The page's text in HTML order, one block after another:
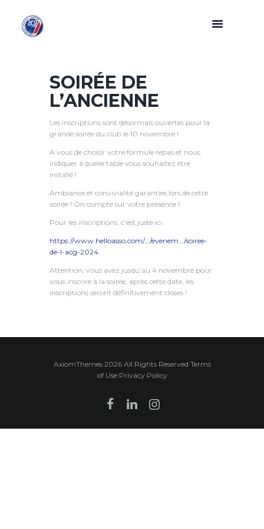
SOIRÉE DE
L’ANCIENNE
Les inscriptions sont désormais ouvertes pour la
grande soirée du club le 10 novembre !
A vous de choisir votre formule repas et nous
indiquer à quelle table vous souhaitez être
installé !
Ambiance et convivialité garanties lors de cette
soirée ! On compte sur votre présence !
Pour les inscriptions, c’est juste ici :
https://www.helloasso.com/…/evenem…/soiree-
de-l-acg-2024
Attention, vous avez jusqu’au 4 novembre pour
vous inscrire à la soirée, après cette date, les
inscriptions seront définitivement closes !
AxiomThemes 2026 All Rights Reserved Terms
of Use Privacy Policy